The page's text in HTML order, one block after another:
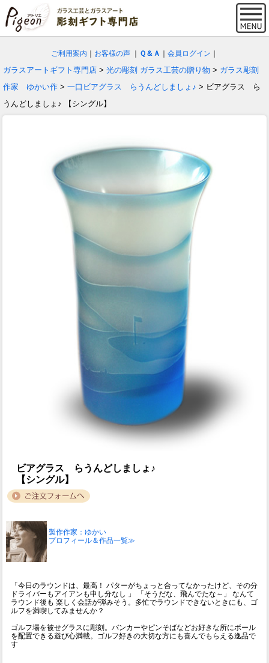
ご利用案内 お客様の声 Ｑ＆Ａ 会員ログイン
ガラスアートギフト専門店 > 光の彫刻 ガラス工芸の贈り物 > ガラス彫刻
作家 ゆかい作 > 一口ビアグラス らうんどしましょ♪ > ビアグラス ら
うんどしましょ♪ 【シングル】
ビアグラス らうんどしましょ♪
【シングル】
製作作家：ゆかい
プロフィール＆作品一覧≫
「今日のラウンドは、最高！ パターがちょっと合ってなかったけど、その分
ドライバーもアイアンも申し分なし 」 「そうだな、飛んでたな～」 なんて
ラウンド後も 楽しく会話が弾みそう。多忙でラウンドできないときにも、ゴ
ルフを満喫してみませんか？
ゴルフ場を被せグラスに彫刻。バンカーやピンそばなどお好きな所にボール
を配置できる遊び心満載。ゴルフ好きの大切な方にも喜んでもらえる逸品で
す